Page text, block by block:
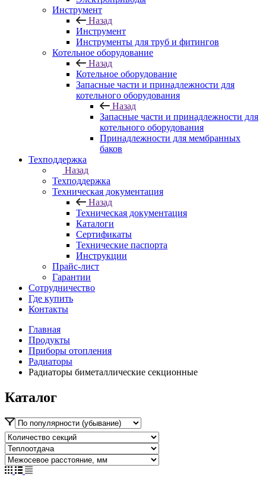
Инструмент
Назад
Инструмент
Инструменты для труб и фитингов
Котельное оборудование
Назад
Котельное оборудование
Запасные части и принадлежности для
котельного оборудования
Назад
Запасные части и принадлежности для
котельного оборудования
Принадлежности для мембранных
баков
Техподдержка
Назад
Техподдержка
Техническая документация
Назад
Техническая документация
Каталоги
Сертификаты
Технические паспорта
Инструкции
Прайс-лист
Гарантии
Сотрудничество
Где купить
Контакты
Главная
Продукты
Приборы отопления
Радиаторы
Радиаторы биметаллические секционные
Каталог